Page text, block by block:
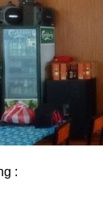
: